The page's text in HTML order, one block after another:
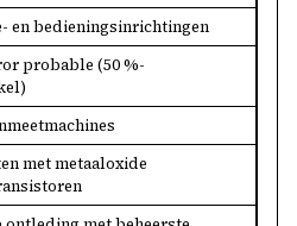
en bedieningsinrichtingen
probable (50 %-
met metaaloxide